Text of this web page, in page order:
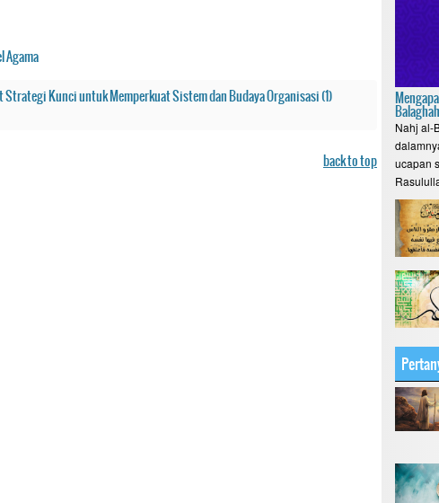
Agama
Strategi Kunci untuk Memperkuat Sistem dan Budaya Organisasi (1)
back to top
Nahj al-
ucapan